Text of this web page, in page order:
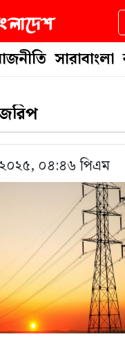
সারাবাংলা
২০২৫, ০৪:৪৬ পিএম